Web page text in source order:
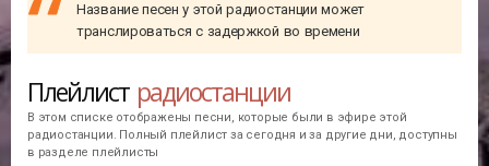
Название песен у этой радиостанции может
транслироваться с задержкой во времени
Плейлист радиостанции
В этом списке отображены песни, которые были в эфире этой
радиостанции. Полный плейлист за сегодня и за другие дни, доступны
в разделе плейлисты